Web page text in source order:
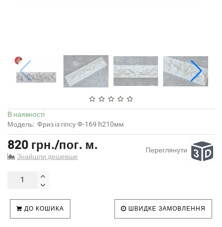
В наявності
Модель: Фриз із гіпсу Ф-169 h210мм
820 грн./пог. м.
Знайшли дешевше
Переглянути
ДО КОШИКА ШВИДКЕ ЗАМОВЛЕННЯ